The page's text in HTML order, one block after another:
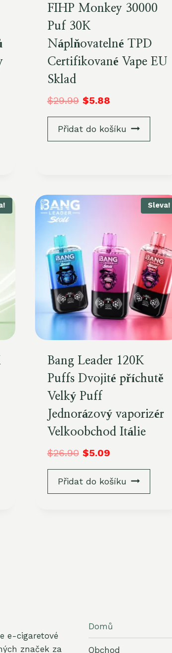
FIHP Monkey 30000
Puf 30K
Náplňovatelné TPD
Certifikované Vape EU
Sklad
$29.99 $5.88
Přidat do košíku
Sleva!
Bang Leader 120K
Puffs Dvojité příchutě
Velký Puff
Jednorázový vaporizér
Velkoobchod Itálie
$26.90 $5.09
Přidat do košíku
e-cigaretové
značek za
Domů
Obchod